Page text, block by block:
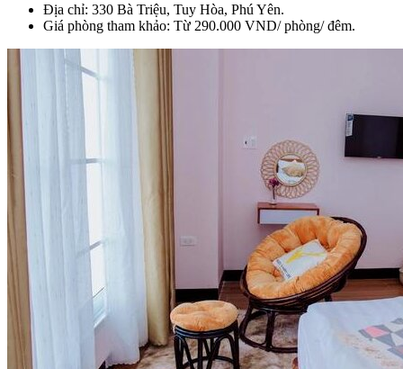
Địa chỉ: 330 Bà Triệu, Tuy Hòa, Phú Yên.
Giá phòng tham khảo: Từ 290.000 VND/ phòng/ đêm.